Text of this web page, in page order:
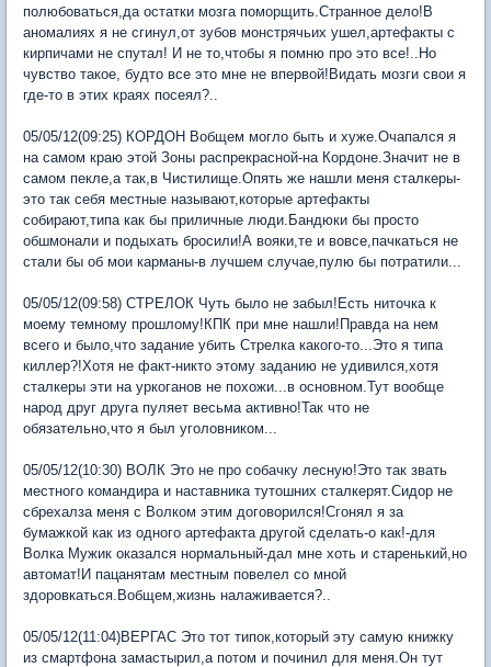
полюбоваться,да остатки мозга поморщить.Странное дело!В
аномалиях я не сгинул,от зубов монстрячьих ушел,артефакты с
кирпичами не спутал! И не то,чтобы я помню про это все!..Но
чувство такое, будто все это мне не впервой!Видать мозги свои я
где-то в этих краях посеял?..
05/05/12(09:25) КОРДОН Вобщем могло быть и хуже.Очапался я
на самом краю этой Зоны распрекрасной-на Кордоне.Значит не в
самом пекле,а так,в Чистилище.Опять же нашли меня сталкеры-
это так себя местные называют,которые артефакты
собирают,типа как бы приличные люди.Бандюки бы просто
обшмонали и подыхать бросили!А вояки,те и вовсе,пачкаться не
стали бы об мои карманы-в лучшем случае,пулю бы потратили...
05/05/12(09:58) СТРЕЛОК Чуть было не забыл!Есть ниточка к
моему темному прошлому!КПК при мне нашли!Правда на нем
всего и было,что задание убить Стрелка какого-то...Это я типа
киллер?!Хотя не факт-никто этому заданию не удивился,хотя
сталкеры эти на уркоганов не похожи...в основном.Тут вообще
народ друг друга пуляет весьма активно!Так что не
обязательно,что я был уголовником...
05/05/12(10:30) ВОЛК Это не про собачку лесную!Это так звать
местного командира и наставника тутошних сталкерят.Сидор не
сбрехалза меня с Волком этим договорился!Сгонял я за
бумажкой как из одного артефакта другой сделать-о как!-для
Волка Мужик оказался нормальный-дал мне хоть и старенький,но
автомат!И пацанятам местным повелел со мной
здоровкаться.Вобщем,жизнь налаживается?..
05/05/12(11:04)ВЕРГАС Это тот типок,который эту самую книжку
из смартфона замастырил,а потом и починил для меня.Он тут